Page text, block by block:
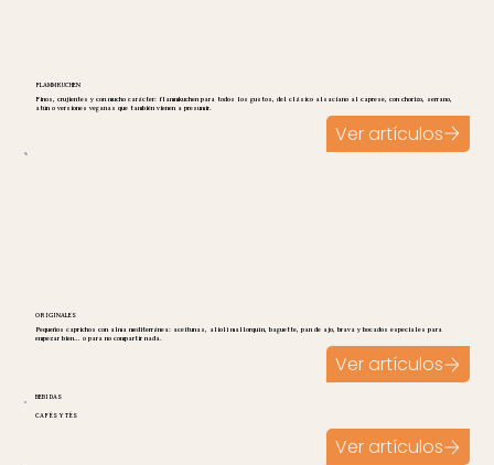
Finos, crujientes y con mucho carácter: flammkuchen para todos los gustos, del clásico alsaciano al caprese, con chorizo, serrano,
atún o versiones veganas que también vienen a presumir.
FLAMMKUCHEN
Ver artículos
Pequeños caprichos con alma mediterránea: aceitunas, alioli mallorquín, baguette, pan de ajo, brava y bocados especiales para
empezar bien… o para no compartir nada.
ORIGINALES
Ver artículos
BEBIDAS
CAFÉS Y TÉS
Ver artículos